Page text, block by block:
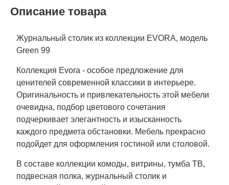
Описание товара
Журнальный столик из коллекции EVORA, модель
Green 99
Коллекция Evora - особое предложение для
ценителей современной классики в интерьере.
Оригинальность и привлекательность этой мебели
очевидна, подбор цветового сочетания
подчеркивает элегантность и изысканность
каждого предмета обстановки. Мебель прекрасно
подойдет для оформления гостиной или столовой.
В составе коллекции комоды, витрины, тумба ТВ,
подвесная полка, журнальный столик и